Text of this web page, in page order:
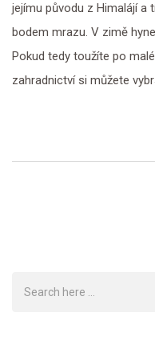
jejímu původu z Himalájí a
bodem mrazu. V zimě
Pokud tedy toužíte po
zahradnictví si můžete